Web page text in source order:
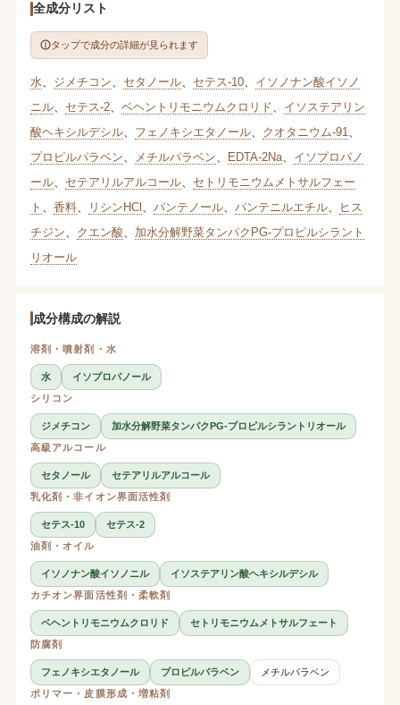
全成分リスト
タップで成分の詳細が見られます
水 ジメチコン セタノール、 セテス-10、 イソノナン酸イソノ
ニル、 セテス-2、 ベヘントリモニウムクロリド
イソステアリン
酸ヘキシルデシル、 フェノキシエタノール、 クオタニウム-91
プロピルパラベン
メチルパラベン EDTA-2Na、 イソプロパノ
ール、 セテアリルアルコール、 セトリモニウムメトサルフェー
ト
香料、 リシンHCl パンテノール、 パンテニルエチル、
ヒス
チジン
クエン酸
加水分解野菜タンパクPG-プロピルシラント
リオール
成分構成の解説
溶剤・噴射剤・水
水
イソプロパノール
シリコン
ジメチコン
加水分解野菜タンパクPG-プロピルシラントリオール
高級アルコール
セタノール
セテアリルアルコール
乳化剤・非イオン界面活性剤
セテス-10
セテス-2
油剤・オイル
イソノナン酸イソノニル
イソステアリン酸ヘキシルデシル
カチオン界面活性剤・柔軟剤
ベヘントリモニウムクロリド
セトリモニウムメトサルフェート
防腐剤
フェノキシエタノール プロピルパラベン
メチルパラベン
ポリマー・皮膜形成・増粘剤